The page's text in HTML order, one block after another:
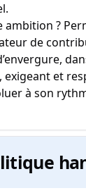
ambition ?
de
exigeant et
à son